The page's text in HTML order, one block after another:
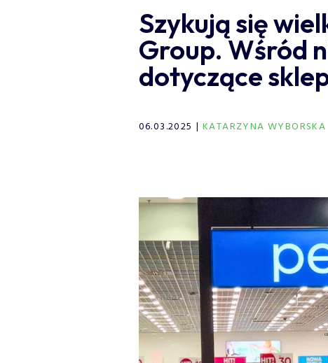
Szykują się
Group. Wśród
dotyczące
06.03.2025 KATARZYNA WYBORSKA